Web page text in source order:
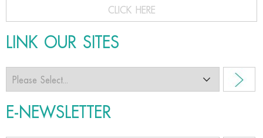
CLICK HERE
LINK OUR SITES
E-NEWSLETTER